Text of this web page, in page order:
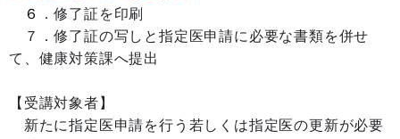
６
．修了証を印刷
７．修了証の写しと指定医申請に必要な書類を併せ
て、健康対策課へ提出
【受講対象者】
新たに指定医申請を行う若しくは指定医の更新が必要